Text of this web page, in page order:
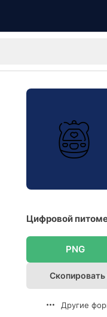
Цифровой
PNG
Скопировать
Другие